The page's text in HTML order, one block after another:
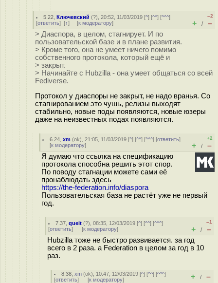
5.22 ,Ключевский (?), 20:52, 11/03/2019 [^] [^^] [^^^]
[ответить] [↑] [к модератору]
–2
+ / –
> Диаспора, в целом, стагнирует. И по
пользовательской базе и в плане развития.
> Кроме того, она не умеет ничего помимо
собственного протокола, который ещё и
> закрыт.
> Начинайте с Hubzilla - она умеет общаться со всей
Fediverse.
Протокол у диаспоры не закрыт, не надо вранья. Со
стагнированием это чушь, релизы выходят
стабильно, новые поды появляются, новые юзеры
даже на неизвестных подах появляются.
6.24 ,xm (ok), 21:05, 11/03/2019 [^] [^^] [^^^] [ответить]
[к модератору]
+2
+ / –
Я думаю что ссылка на спецификацию
протокола способна решить этот спор.
По поводу стагнации можете сами её
пронаблюдать здесь
https://the-federation.info/diaspora
Пользовательская база не растёт уже не первый
год.
7.37 ,queit (?), 08:35, 12/03/2019 [^] [^^] [^^^]
[ответить] [к модератору]
–1
+ / –
Hubzilla тоже не быстро развивается. за год
всего в 2 раза. а Federation в целом за год в 10
раз.
8.38 ,xm (ok), 10:47, 12/03/2019 [^] [^^] [^^^]
[ответить] [к модератору] + / –